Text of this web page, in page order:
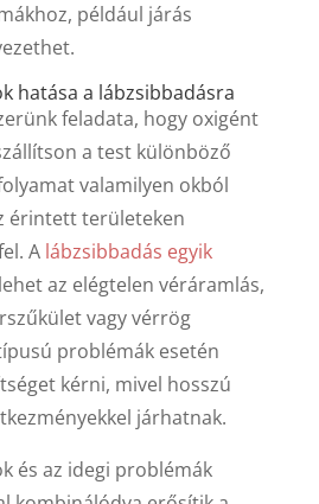
például járás
hatása a lábzsibbadásra
feladata, hogy oxigént
a test különböző
valamilyen okból
érintett területeken
A lábzsibbadás egyik
lehet az elégtelen véráramlás,
vagy vérrög
problémák esetén
kérni, mivel hosszú
járhatnak.
és az idegi problémák